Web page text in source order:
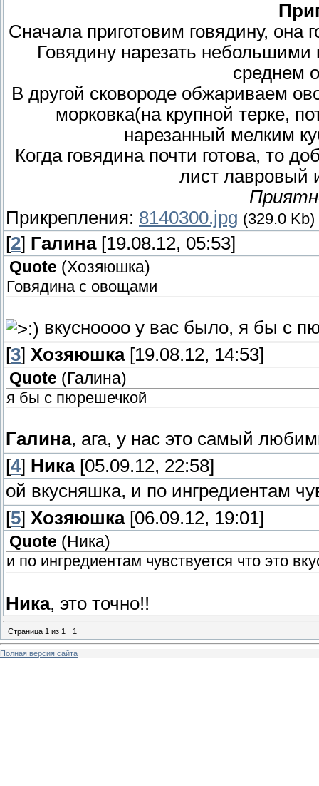
Сначала приготовим говядину, она
Говядину нарезать небольшими
среднем
В другой сковороде обжариваем
морковка(на крупной терке,
нарезанный мелким
Когда говядина почти готова, то
лист лавровый
Прикрепления: 8140300.jpg (329.0 Kb)
[2] Галина[19.08.12, 05:53]
Quote (Хозяюшка)
Говядина с овощами
вкусноооо у вас было, я бы с
[3] Хозяюшка[19.08.12, 14:53]
Quote ( Галина)
я бы с пюрешечкой
Галина, ага, у нас это самый
[4] Ника[05.09.12, 22:58]
ой вкусняшка, и по ингредиентам
[5] Хозяюшка[06.09.12, 19:01]
Quote ( Ника)
и по ингредиентам чувствуется что это
Ника, это точно!!
Страница 1 из 1 1
Полная версия сайта